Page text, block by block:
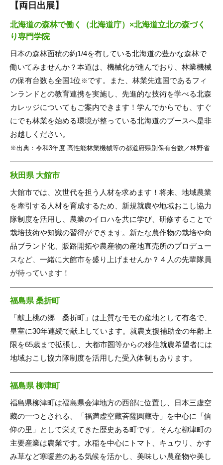
【両日出展】
北海道の森林で働く（北海道庁）×北海道立北の森づく
り専門学院
日本の森林面積の約1/4を有している北海道の豊かな森林で
働いてみませんか？本道は、機械化が進んでおり、林業機械
の保有台数も全国1位 ※ です。また、林業先進国であるフィ
ンランドとの教育連携を実施し、先進的な技術を学べる北森
カレッジについてもご案内できます！学んでからでも、すぐ
にでも林業を始める環境が整っている北海道のブースへ是非
お越しください。
※出典：令和3年度 高性能林業機械等の都道府県別保有台数／林野省
秋田県 大館市
大館市では、次世代を担う人材を求めます！将来、地域農業
を牽引する人材を育成するため、新規就農や地域おこし協力
隊制度を活用し、農業のイロハを共に学び、研修することで
栽培技術や知識の習得ができます。新たな農作物の栽培や商
品ブランド化、販路開拓や農産物の産地直売所のプロデュー
スなど、一緒に大館市を盛り上げませんか？４人の先輩隊員
が待っています！
福島県 桑折町
「献上桃の郷 桑折町」は上質なモモの産地として有名で、
皇室に30年連続で献上しています。就農支援補助金の年齢上
限を65歳まで拡張し、大都市圏等からの移住就農希望者には
地域おこし協力隊制度を活用した受入体制もあります。
福島県 柳津町
福島県柳津町は福島県会津地方の西部に位置し、日本三虚空
藏の一つとされる、「福満虚空藏菩薩圓藏寺」を中心に「信
仰の里」として栄えてきた歴史ある町です。そんな柳津町の
主要産業は農業です。水稲を中心にトマト、キュウリ、かす
み草など寒暖差のある気候を活かし、美味しい農産物や美し